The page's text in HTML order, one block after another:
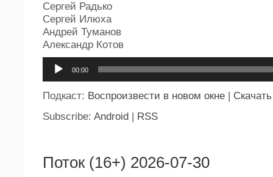
Сергей Радько
Сергей Илюха
Андрей Туманов
Александр Котов
00:00
Подкаст: Воспроизвести в новом окне
Скачать
Subscribe: Android RSS
Поток (16+) 2026-07-30